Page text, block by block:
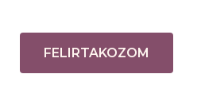
FELIRTAKOZOM